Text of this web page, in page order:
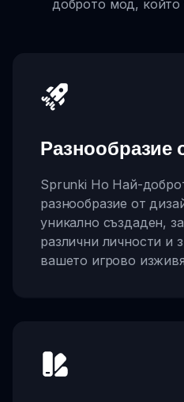
доброто мод, който
Разнообразие
Sprunki Но Най-
разнообразие от
уникално създаден,
различни личности и
вашето игрово